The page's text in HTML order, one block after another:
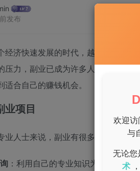
发布
经济快速发展的时代，越来越多的人
压力，副业已成为许多人生活中不
适合自己的赚钱机会。
业项目
业人士来说，副业有很多选择。一些
：利用自己的专业知识为企业提供
欢迎访
与
无论您
术